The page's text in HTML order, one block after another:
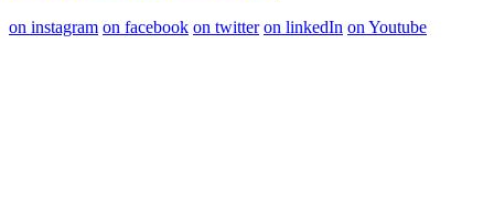
on instagram on facebook on twitter on linkedIn on Youtube